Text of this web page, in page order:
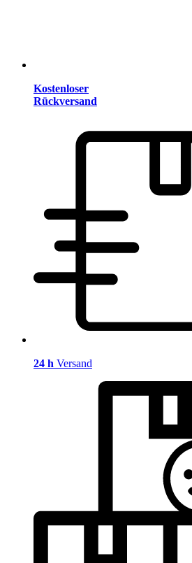
Kostenloser
Rückversand
24 h Versand